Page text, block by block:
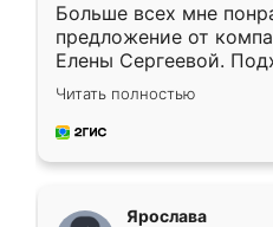
Больше всех мне
предложение от
Елены Сергеевой.
короткие сроки
для замера сотрудник
предложил по моему
Читать полностью
Ярослава